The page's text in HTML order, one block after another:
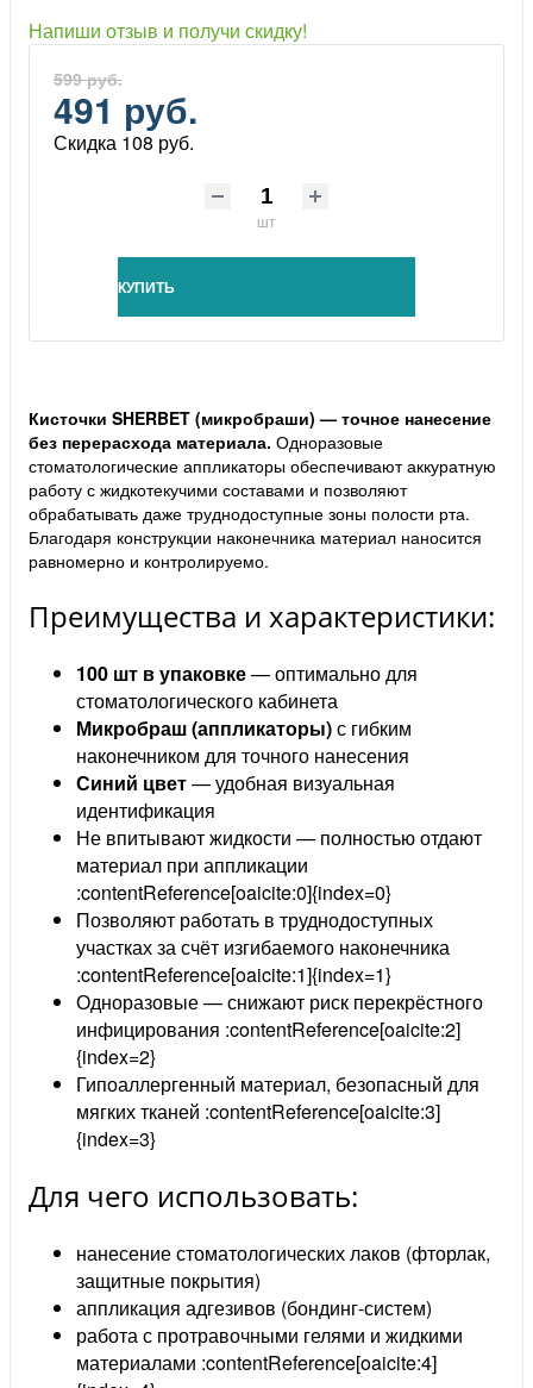
Напиши отзыв и получи скидку!
599 руб.
491 руб.
Скидка 108 руб.
шт
КУПИТЬ
Кисточки SHERBET (микробраши) — точное нанесение
без перерасхода материала. Одноразовые
стоматологические аппликаторы обеспечивают аккуратную
работу с жидкотекучими составами и позволяют
обрабатывать даже труднодоступные зоны полости рта.
Благодаря конструкции наконечника материал наносится
равномерно и контролируемо.
Преимущества и характеристики:
100 шт в упаковке— оптимально для
стоматологического кабинета
Микробраш (аппликаторы)с гибким
наконечником для точного нанесения
Синий цвет— удобная визуальная
идентификация
Не впитывают жидкости — полностью отдают
материал при аппликации
:contentReference[oaicite:0]{index=0}
Позволяют работать в труднодоступных
участках за счёт изгибаемого наконечника
:contentReference[oaicite:1]{index=1}
Одноразовые — снижают риск перекрёстного
инфицирования :contentReference[oaicite:2]
{index=2}
Гипоаллергенный материал, безопасный для
мягких тканей :contentReference[oaicite:3]
{index=3}
Для чего использовать:
нанесение стоматологических лаков (фторлак,
защитные покрытия)
аппликация адгезивов (бондинг-систем)
работа с протравочными гелями и жидкими
материалами :contentReference[oaicite:4]